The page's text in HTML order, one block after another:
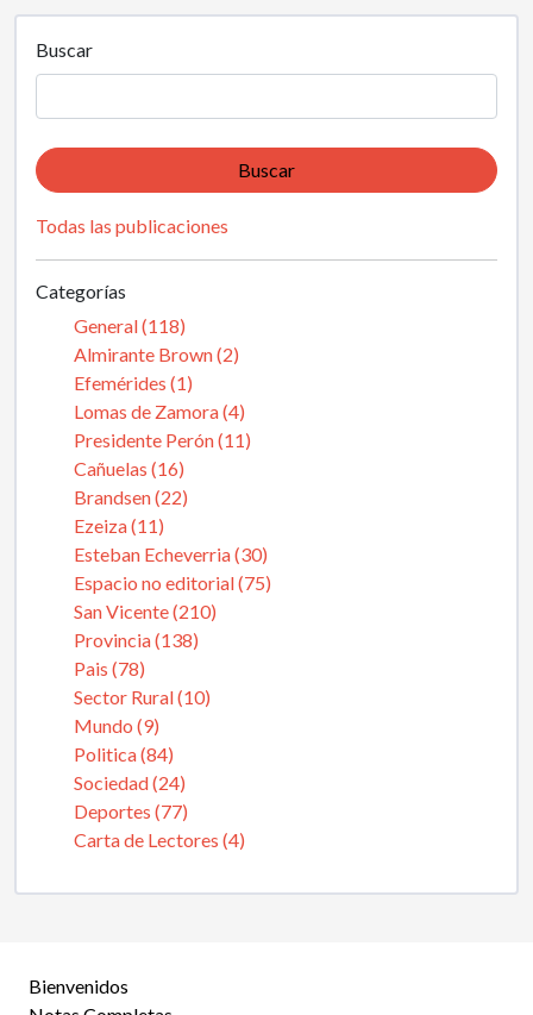
Buscar
Buscar
Todas las publicaciones
Categorías
General (118)
Almirante Brown (2)
Efemérides (1)
Lomas de Zamora (4)
Presidente Perón (11)
Cañuelas (16)
Brandsen (22)
Ezeiza (11)
Esteban Echeverria (30)
Espacio no editorial (75)
San Vicente (210)
Provincia (138)
Pais (78)
Sector Rural (10)
Mundo (9)
Politica (84)
Sociedad (24)
Deportes (77)
Carta de Lectores (4)
Bienvenidos